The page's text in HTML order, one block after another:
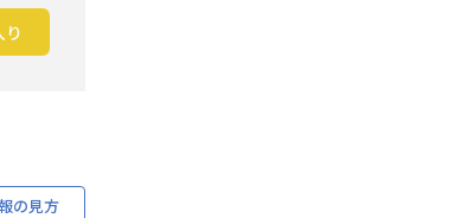
り
の見方